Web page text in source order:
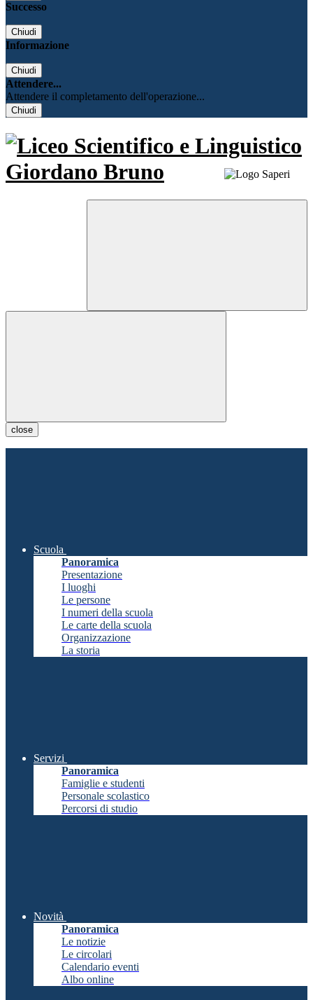
Successo
Chiudi
Informazione
Chiudi
Attendere...
Attendere il completamento dell'operazione...
Chiudi
close
Scuola
Panoramica
Presentazione
I luoghi
Le persone
I numeri della scuola
Le carte della scuola
Organizzazione
La storia
Servizi
Panoramica
Famiglie e studenti
Personale scolastico
Percorsi di studio
Novità
Panoramica
Le notizie
Le circolari
Calendario eventi
Albo online